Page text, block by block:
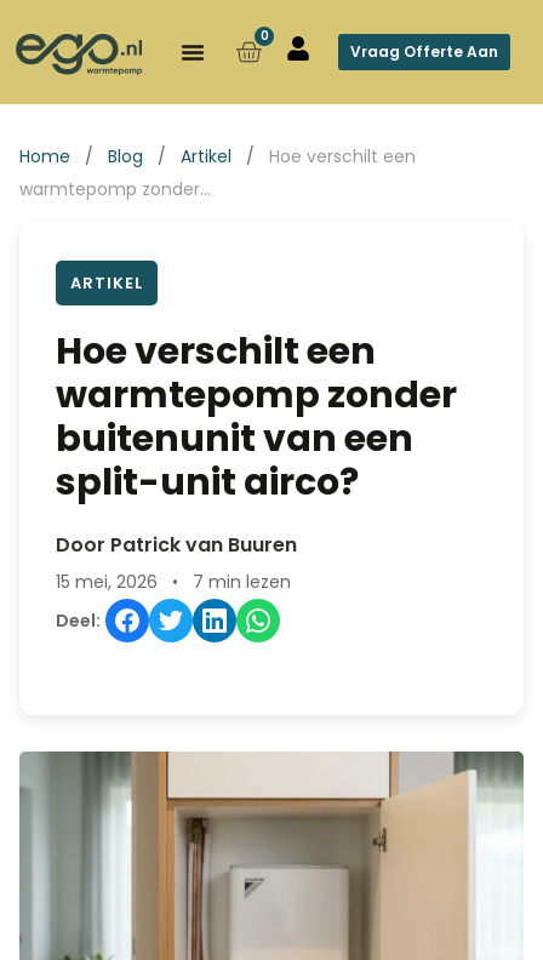
0
Vraag Offerte Aan
Home / Blog / Artikel /
Hoe verschilt een
warmtepomp zonder…
ARTIKEL
Hoe verschilt een
warmtepomp zonder
buitenunit van een
split-unit airco?
Door Patrick van Buuren
15 mei, 2026 •
7 min lezen
Deel: